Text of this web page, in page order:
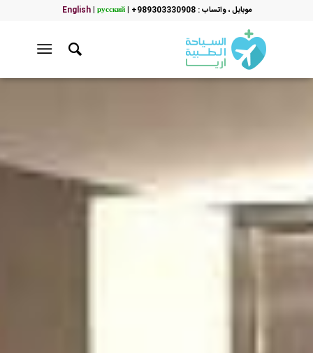
موبایل ، واتساب : 989303330908+ |
English| русский